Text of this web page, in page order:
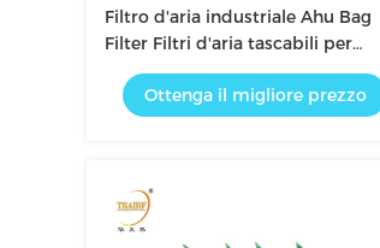
Filtro d'aria industriale Ahu Bag
Filter Filtri d'aria tascabili per
sistemi HVAC
Ottenga il migliore prezzo